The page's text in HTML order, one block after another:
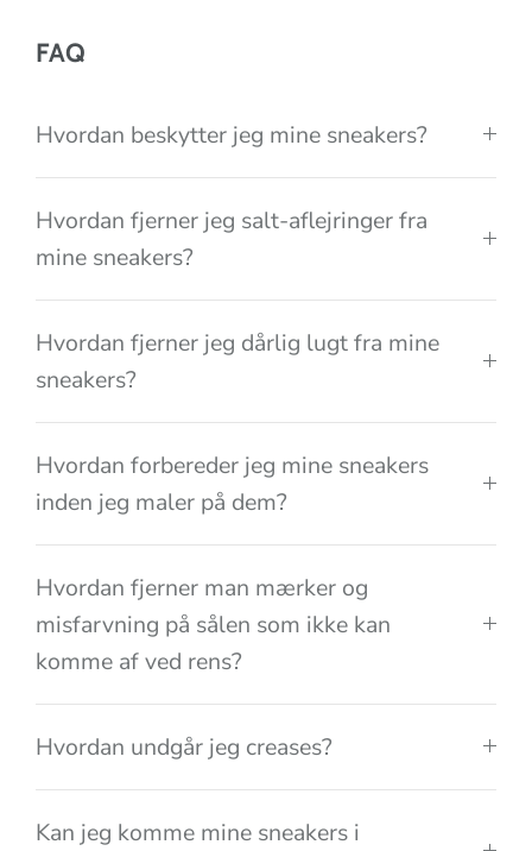
FAQ
Hvordan beskytter jeg mine sneakers?
Hvordan fjerner jeg salt-aflejringer fra
mine sneakers?
Hvordan fjerner jeg dårlig lugt fra mine
sneakers?
Hvordan forbereder jeg mine sneakers
inden jeg maler på dem?
Hvordan fjerner man mærker og
misfarvning på sålen som ikke kan
komme af ved rens?
Hvordan undgår jeg creases?
Kan jeg komme mine sneakers i